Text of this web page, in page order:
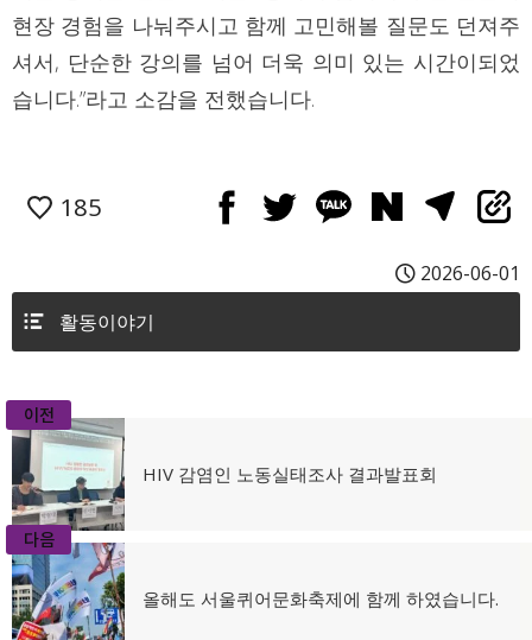
현장 경험을 나눠주시고 함께 고민해볼 질문도 던져주
셔서, 단순한 강의를 넘어 더욱 의미 있는 시간이되었
습니다.”라고 소감을 전했습니다.
185
2026-06-01
활동이야기
글
탐
색
이전
이
HIV 감염인 노동실태조사 결과발표회
다음
다
올해도 서울퀴어문화축제에 함께 하였습니다.